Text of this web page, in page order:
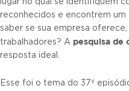
reconhecidos e encontrem
saber se sua empresa
trabalhadores? A pesquisa de
resposta ideal.
Esse foi o tema do 37º